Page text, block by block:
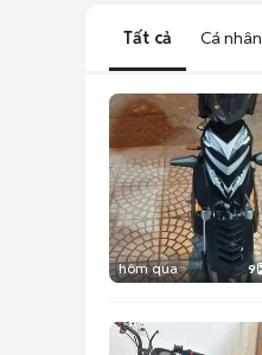
Tất cả Cá nhân
hôm qua 9